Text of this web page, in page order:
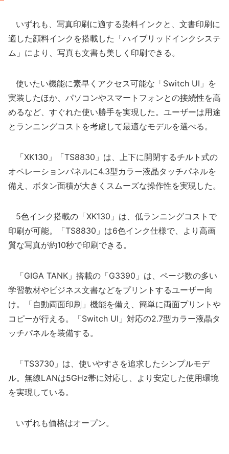
いずれも、写真印刷に適する染料インクと、文書印刷に
適した顔料インクを搭載した「ハイブリッドインクシステ
ム」により、写真も文書も美しく印刷できる。
使いたい機能に素早くアクセス可能な「Switch UI」を
実装したほか、パソコンやスマートフォンとの接続性を高
めるなど、すぐれた使い勝手を実現した。ユーザーは用途
とランニングコストを考慮して最適なモデルを選べる。
「XK130」「TS8830」は、上下に開閉するチルト式の
オペレーションパネルに4.3型カラー液晶タッチパネルを
備え、ボタン面積が大きくスムーズな操作性を実現した。
5色インク搭載の「XK130」は、低ランニングコストで
印刷が可能。「TS8830」は6色インク仕様で、より高画
質な写真が約10秒で印刷できる。
「GIGA TANK」搭載の「G3390」は、ページ数の多い
学習教材やビジネス文書などをプリントするユーザー向
け。「自動両面印刷」機能を備え、簡単に両面プリントや
コピーが行える。「Switch UI」対応の2.7型カラー液晶タ
ッチパネルを装備する。
「TS3730」は、使いやすさを追求したシンプルモデ
ル。無線LANは5GHz帯に対応し、より安定した使用環境
を実現している。
いずれも価格はオープン。